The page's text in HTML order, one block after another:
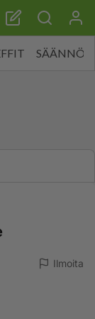
SÄÄNNÖT
Ilmoita